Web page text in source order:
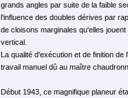
grands angles par suite de la faible
l'influence des doubles dérives par
de cloisons marginales qu'elles
vertical.
La qualité d'exécution et de finition
travail manuel dû au maître
Début 1943, ce magnifique planeur